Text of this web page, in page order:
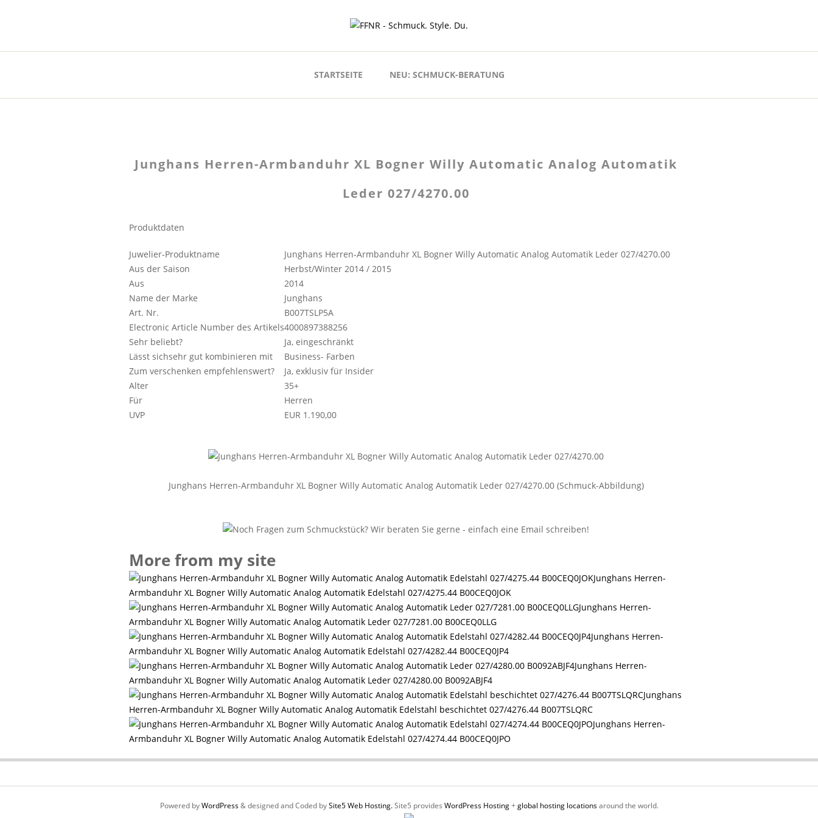
STARTSEITE NEU: SCHMUCK-BERATUNG
Junghans Herren-Armbanduhr XL Bogner Willy Automatic Analog Automatik
Leder 027/4270.00
Produktdaten
Juwelier-Produktname
Junghans Herren-Armbanduhr XL Bogner Willy Automatic Analog Automatik Leder 027/4270.00
Aus der Saison
Herbst/Winter 2014 / 2015
Aus
2014
Name der Marke
Junghans
Art. Nr.
B007TSLP5A
Electronic Article Number des Artikels4000897388256
Sehr beliebt?
Ja, eingeschränkt
Lässt sichsehr gut kombinieren mit
Business- Farben
Zum verschenken empfehlenswert?
Ja, exklusiv für Insider
Alter
35+
Für
Herren
UVP
EUR 1.190,00
Junghans Herren-Armbanduhr XL Bogner Willy Automatic Analog Automatik Leder 027/4270.00 (Schmuck-Abbildung)
More from my site
Junghans Herren-
Armbanduhr XL Bogner Willy Automatic Analog Automatik Edelstahl 027/4275.44 B00CEQ0JOK
Junghans Herren-
Armbanduhr XL Bogner Willy Automatic Analog Automatik Leder 027/7281.00 B00CEQ0LLG
Junghans Herren-
Armbanduhr XL Bogner Willy Automatic Analog Automatik Edelstahl 027/4282.44 B00CEQ0JP4
Junghans Herren-
Armbanduhr XL Bogner Willy Automatic Analog Automatik Leder 027/4280.00 B0092ABJF4
Junghans
Herren-Armbanduhr XL Bogner Willy Automatic Analog Automatik Edelstahl beschichtet 027/4276.44 B007TSLQRC
Junghans Herren-
Armbanduhr XL Bogner Willy Automatic Analog Automatik Edelstahl 027/4274.44 B00CEQ0JPO
Powered byWordPress& designed and Coded bySite5 Web Hosting.Site5 provides WordPress Hosting+global hosting locationsaround the world.